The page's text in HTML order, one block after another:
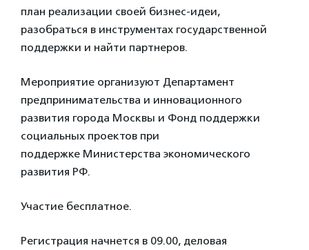
план реализации своей бизнес-идеи,
разобраться в инструментах государственной
поддержки и найти партнеров.
Мероприятие организуют Департамент
предпринимательства и инновационного
развития города Москвы и Фонд поддержки
социальных проектов при
поддержке Министерства экономического
развития РФ.
Участие бесплатное.
Регистрация начнется в 09.00, деловая